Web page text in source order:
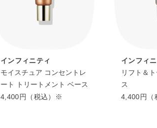
インフィニティ
モイスチュア コンセントレ
ート トリートメント ベース
4,400円（税込）※
インフィ
リフト＆
ス
4,400円（